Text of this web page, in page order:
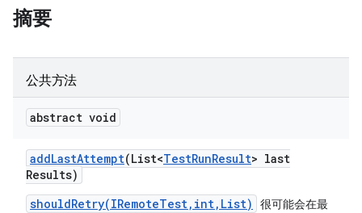
摘要
公共方法
abstract void
addLastAttempt(List<TestRunResult> last
Results)
shouldRetry(IRemoteTest,int,List)
很可能会在最